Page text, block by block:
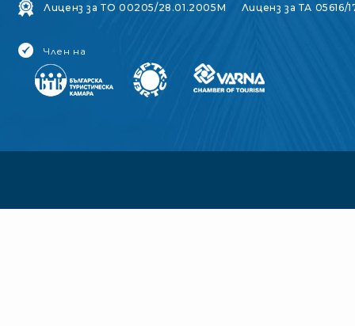
Лиценз за ТО 00205/28.01.2005M Лиценз за ТА 05616/
Член на